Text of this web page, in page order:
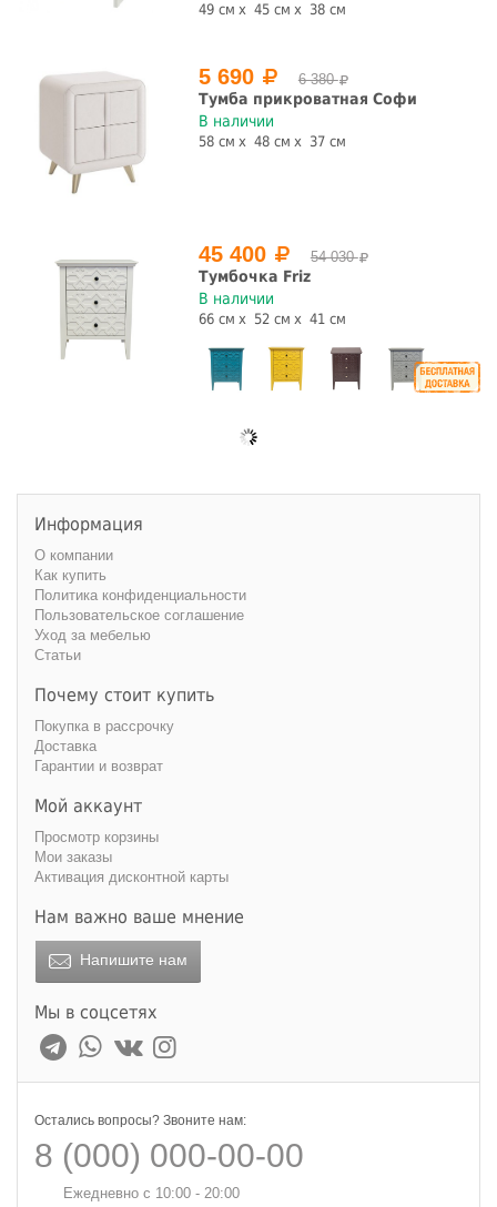
49 см 45 см 38 см
5 690 6 380
Тумба прикроватная Софи
В наличии
58 см 48 см 37 см
45 400 54 030
Тумбочка Friz
В наличии
66 см 52 см 41 см
Информация
О компании
Как купить
Политика конфиденциальности
Пользовательское соглашение
Уход за мебелью
Статьи
Почему стоит купить
Покупка в рассрочку
Доставка
Гарантии и возврат
Мой аккаунт
Просмотр корзины
Мои заказы
Активация дисконтной карты
Нам важно ваше мнение
Напишите нам
Мы в соцсетях
Остались вопросы? Звоните нам:
8 (000) 000-00-00
Ежедневно с 10:00 - 20:00